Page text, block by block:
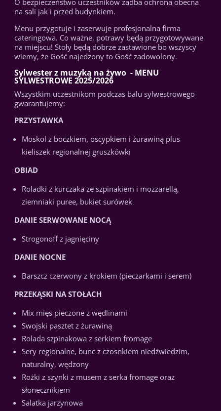
na sali jak i przed budynkiem.
Menu przygotuje i zaserwuje profesjonalna firma
cateringowa. Co ważne, potrawy będą przygotowywane
na miejscu! Stoły będą dobrze zastawione bo wszyscy
wiemy, że Gość najedzony to Gość zadowolony.
Sylwester z muzyką na żywo - MENU
SYLWESTROWE 2025/2026
Wszystkim uczestnikom podczas balu sylwestrowego
gwarantujemy:
PRZYSTAWKA
Moskol z boczkiem, oscypkiem i żurawiną plus
kieliszek regionalnej gruszkówki
OBIAD
Roladki z kurczaka ze szpinakiem i mozzarellą,
ziemniaki puree, bukiet surówek
DANIE SERWOWANE NOCĄ
Strogonoff z jagnięciny
DANIE NOCNE
Barszcz czerwony z krokiem (pieczarkami i serem)
PRZEKĄSKI NA STOŁACH
Mix mięs pieczone z wędlinami
Swojski pasztet z żurawiną
Rolada szpinakowa z serkiem fromage
Sery regionalne, bunc z czosnkiem niedźwiedzim,
naturalny, wędzony
Rożki z szynki z musem z serka fromage oraz
słonecznikiem
Salatka jarzynowa